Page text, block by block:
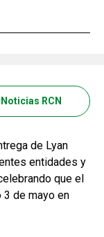
RCN
de Lyan
entidades y
que el
3 de mayo en